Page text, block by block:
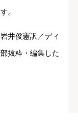
。
井俊憲訳／ディ
抜粋・編集した